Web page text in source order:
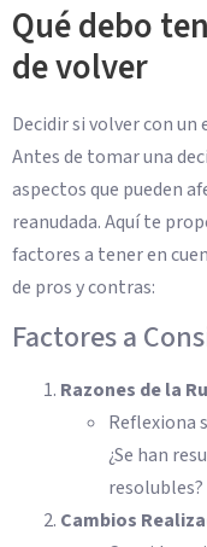
Qué debo
de volver
Decidir si volver con un
Antes de tomar una
aspectos que pueden
reanudada. Aquí te
factores a tener en
de pros y contras:
Factores a
Razones de la
Reflexiona
¿Se han
resolubles?
Cambios